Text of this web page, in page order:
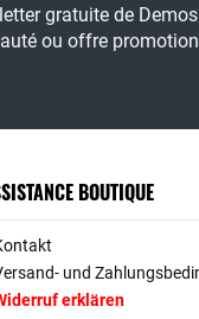
gratuite de
ou offre
BOUTIQUE
und
erklären